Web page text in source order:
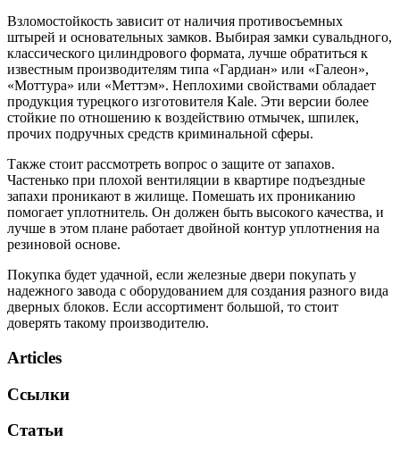
Взломостойкость зависит от наличия противосъемных
штырей и основательных замков. Выбирая замки сувальдного,
классического цилиндрового формата, лучше обратиться к
известным производителям типа «Гардиан» или «Галеон»,
«Моттура» или «Меттэм». Неплохими свойствами обладает
продукция турецкого изготовителя Kale. Эти версии более
стойкие по отношению к воздействию отмычек, шпилек,
прочих подручных средств криминальной сферы.
Также стоит рассмотреть вопрос о защите от запахов.
Частенько при плохой вентиляции в квартире подъездные
запахи проникают в жилище. Помешать их прониканию
помогает уплотнитель. Он должен быть высокого качества, и
лучше в этом плане работает двойной контур уплотнения на
резиновой основе.
Покупка будет удачной, если железные двери покупать у
надежного завода с оборудованием для создания разного вида
дверных блоков. Если ассортимент большой, то стоит
доверять такому производителю.
Articles
Ссылки
Статьи